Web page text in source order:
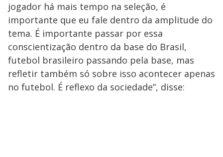
jogador há mais tempo na seleção, é
importante que eu fale dentro da amplitude do
tema. É importante passar por essa
conscientização dentro da base do Brasil,
futebol brasileiro passando pela base, mas
refletir também só sobre isso acontecer apenas
no futebol. É reflexo da sociedade”, disse: